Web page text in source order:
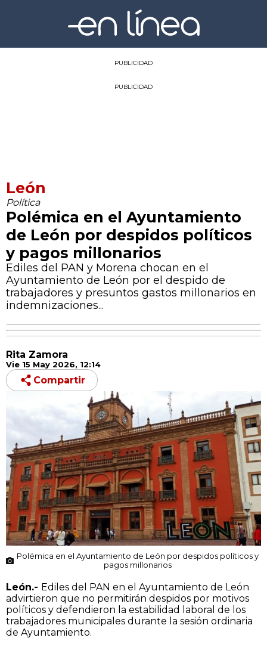
PUBLICIDAD
PUBLICIDAD
León
Política
Polémica en el Ayuntamiento
de León por despidos políticos
y pagos millonarios
Ediles del PAN y Morena chocan en el
Ayuntamiento de León por el despido de
trabajadores y presuntos gastos millonarios en
indemnizaciones...
Rita Zamora
Vie 15 May 2026, 12:14
Compartir
Polémica en el Ayuntamiento de León por despidos políticos y
pagos millonarios
León.- Ediles del PAN en el Ayuntamiento de León
advirtieron que no permitirán despidos por motivos
políticos y defendieron la estabilidad laboral de los
trabajadores municipales durante la sesión ordinaria
de Ayuntamiento.